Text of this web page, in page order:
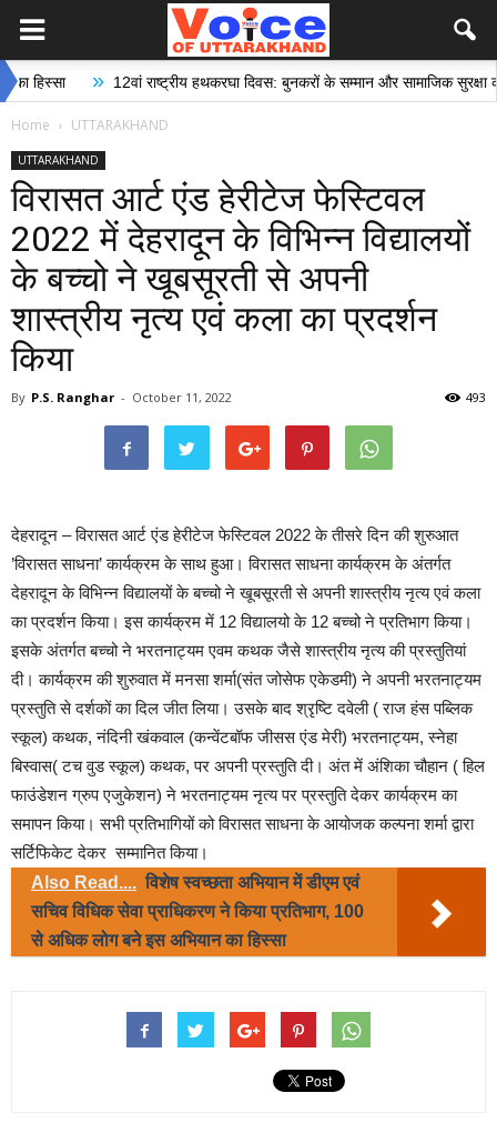
» 12वां राष्ट्रीय हथकरघा दिवस: बुनकरों के सम्मान और सामाजिक सुरक्षा की
Home UTTARAKHAND
UTTARAKHAND
विरासत आर्ट एंड हेरीटेज फेस्टिवल
2022 में देहरादून के विभिन्न विद्यालयों
के बच्चो ने खूबसूरती से अपनी
शास्त्रीय नृत्य एवं कला का प्रदर्शन
किया
By P.S. Ranghar - October 11, 2022 493
देहरादून – विरासत आर्ट एंड हेरीटेज फेस्टिवल 2022 के तीसरे दिन की शुरुआत
’विरासत साधना’ कार्यक्रम के साथ हुआ। विरासत साधना कार्यक्रम के अंतर्गत
देहरादून के विभिन्न विद्यालयों के बच्चो ने खूबसूरती से अपनी शास्त्रीय नृत्य एवं कला
का प्रदर्शन किया। इस कार्यक्रम में 12 विद्यालयो के 12 बच्चो ने प्रतिभाग किया।
इसके अंतर्गत बच्चो ने भरतनाट्यम एवम कथक जैसे शास्त्रीय नृत्य की प्रस्तुतियां
दी। कार्यक्रम की शुरुवात में मनसा शर्मा(संत जोसेफ एकेडमी) ने अपनी भरतनाट्यम
प्रस्तुति से दर्शकों का दिल जीत लिया। उसके बाद श्रृष्टि दवेली ( राज हंस पब्लिक
स्कूल) कथक, नंदिनी खंकवाल (कन्वेंटबॉफ जीसस एंड मेरी) भरतनाट्यम, स्नेहा
बिस्वास( टच वुड स्कूल) कथक, पर अपनी प्रस्तुति दी। अंत में अंशिका चौहान ( हिल
फाउंडेशन ग्रुप एजुकेशन) ने भरतनाट्यम नृत्य पर प्रस्तुति देकर कार्यक्रम का
समापन किया। सभी प्रतिभागियों को विरासत साधना के आयोजक कल्पना शर्मा द्वारा
सर्टिफिकेट देकर सम्मानित किया।
Also Read.... विशेष स्वच्छता अभियान में डीएम एवं
सचिव विधिक सेवा प्राधिकरण ने किया प्रतिभाग, 100
से अधिक लोग बने इस अभियान का हिस्सा